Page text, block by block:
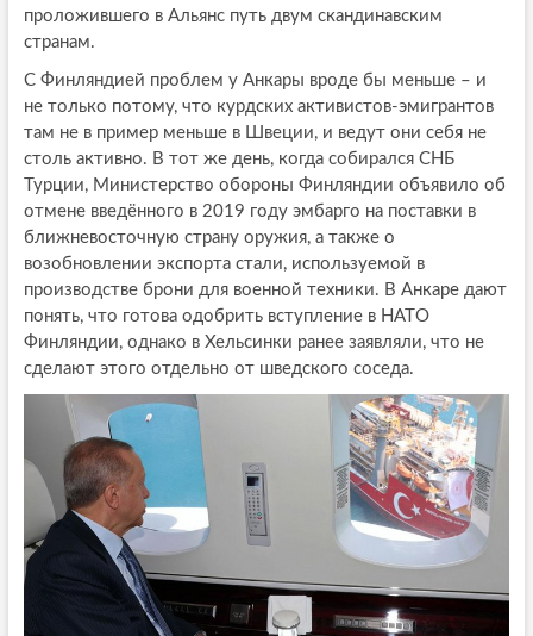
проложившего в Альянс путь двум скандинавским
странам.
С Финляндией проблем у Анкары вроде бы меньше – и
не только потому, что курдских активистов-эмигрантов
там не в пример меньше в Швеции, и ведут они себя не
столь активно. В тот же день, когда собирался СНБ
Турции, Министерство обороны Финляндии объявило об
отмене введённого в 2019 году эмбарго на поставки в
ближневосточную страну оружия, а также о
возобновлении экспорта стали, используемой в
производстве брони для военной техники. В Анкаре дают
понять, что готова одобрить вступление в НАТО
Финляндии, однако в Хельсинки ранее заявляли, что не
сделают этого отдельно от шведского соседа.